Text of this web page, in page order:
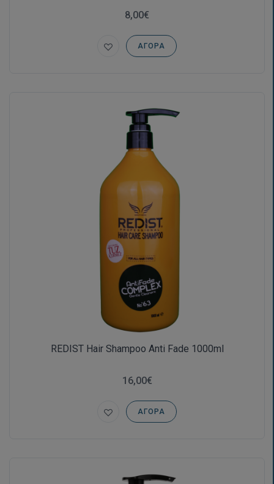
8,00€
ΑΓΟΡΆ
REDIST Hair Shampoo Anti Fade 1000ml
16,00€
ΑΓΟΡΆ